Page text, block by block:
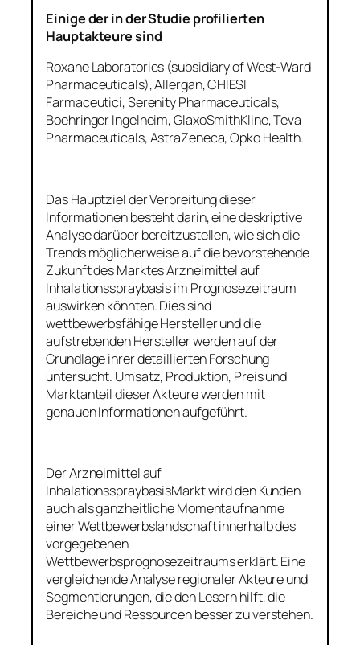
Einige der in der Studie profilierten
Hauptakteure sind
Roxane Laboratories (subsidiary of West-Ward
Pharmaceuticals), Allergan, CHIESI
Farmaceutici, Serenity Pharmaceuticals,
Boehringer Ingelheim, GlaxoSmithKline, Teva
Pharmaceuticals, AstraZeneca, Opko Health.
Das Hauptziel der Verbreitung dieser
Informationen besteht darin, eine deskriptive
Analyse darüber bereitzustellen, wie sich die
Trends möglicherweise auf die bevorstehende
Zukunft des Marktes Arzneimittel auf
Inhalationsspraybasis im Prognosezeitraum
auswirken könnten. Dies sind
wettbewerbsfähige Hersteller und die
aufstrebenden Hersteller werden auf der
Grundlage ihrer detaillierten Forschung
untersucht. Umsatz, Produktion, Preis und
Marktanteil dieser Akteure werden mit
genauen Informationen aufgeführt.
Der Arzneimittel auf
InhalationsspraybasisMarkt wird den Kunden
auch als ganzheitliche Momentaufnahme
einer Wettbewerbslandschaft innerhalb des
vorgegebenen
Wettbewerbsprognosezeitraums erklärt. Eine
vergleichende Analyse regionaler Akteure und
Segmentierungen, die den Lesern hilft, die
Bereiche und Ressourcen besser zu verstehen.